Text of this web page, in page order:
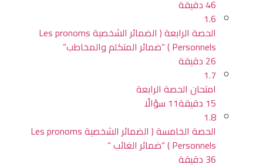
46 دقيقة
1.6
الحصة الرابعة ( الضمائر الشخصية Les pronoms
Personnels ) “ضمائر المتكلم والمخاطب”
26 دقيقة
1.7
امتحان الحصة الرابعة
15 دقيقة
11 سؤالًا
1.8
الحصة الخامسة ( الضمائر الشخصية Les pronoms
Personnels ) “ضمائر الغائب “
36 دقيقة